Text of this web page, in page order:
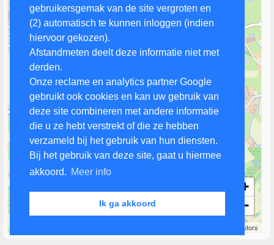
gebruikersgemak van de site vergroten en
(2) automatisch te kunnen inloggen (indien
hiervoor gekozen).
Afstandmeten deelt deze informatie niet met
derden.
Onze reclame en analytics partner Google
gebruikt ook cookies en kan uw gebruik van
deze site combineren met andere informatie
die u ze hebt verstrekt of die ze hebben
verzameld bij het gebruik van hun diensten.
Bij het gebruik van deze site, gaat u hiermee
akkoord. Meer info
Ik ga akkoord
+
−
contributors